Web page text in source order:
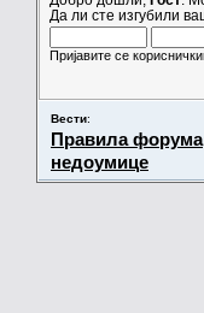
Да ли сте изгубили
Пријавите се
Вести:
Правила форума
недоумице